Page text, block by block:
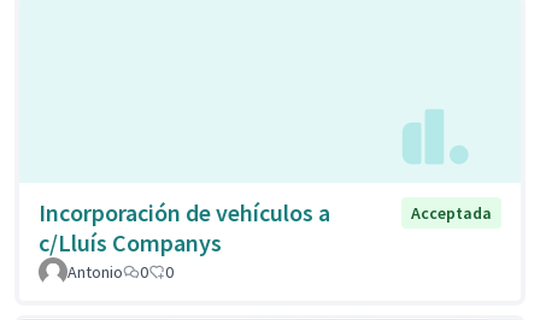
Incorporación de vehículos a
c/Lluís Companys
Acceptada
Antonio 0 0